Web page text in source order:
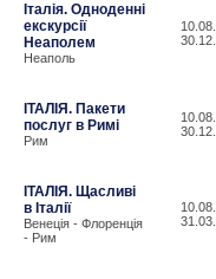
Італія. Одноденні
екскурсії
Неаполем
Неаполь
ІТАЛІЯ. Пакети
послуг в Римі
Рим
ІТАЛІЯ. Щасливі
в Італії
Венеція - Флоренція
- Рим